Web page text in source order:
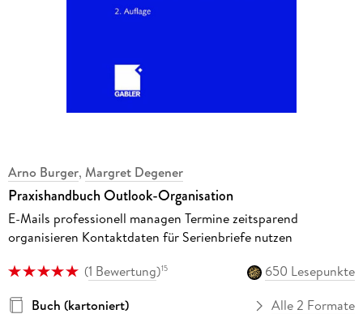
Arno Burger, Margret Degener
Praxishandbuch Outlook-Organisation
E-Mails professionell managen Termine zeitsparend
organisieren Kontaktdaten für Serienbriefe nutzen
(1 Bewertung)15
650 Lesepunkte
Buch (kartoniert)
Alle 2 Formate